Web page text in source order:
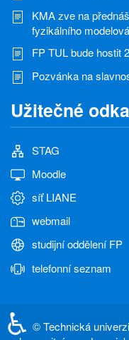
KMA zve na
fyzikálního
FP TUL bude hostit
Pozvánka na
Užitečné
STAG
Moodle
síť LIANE
webmail
studijní oddělení FP
telefonní seznam
© Technická